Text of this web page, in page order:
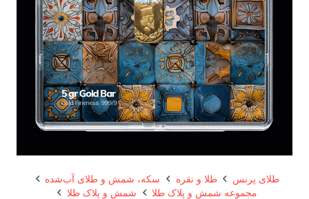
طلای پرنس طلا و نقره
سکه، شمش و طلای آب‌شده
مجموعه شمش و پلاک طلا
شمش و پلاک طلا